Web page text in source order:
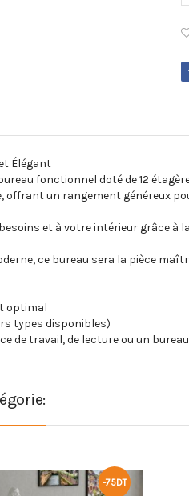
Élégant
fonctionnel doté de 12
offrant un rangement généreux
et à votre intérieur grâce
ce bureau sera la pièce
optimal
types disponibles)
de travail, de lecture ou un
NEW